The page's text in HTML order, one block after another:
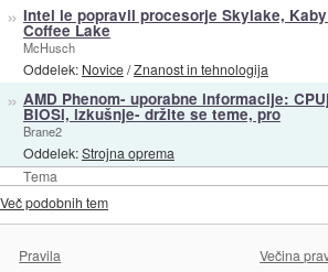
Tema
» Intel le popravil procesorje Skylake,
Coffee Lake
McHusch
Oddelek: Novice/Znanost in tehnologija
» AMD Phenom- uporabne informacije:
BIOSi, izkušnje- držite se teme, pro
Brane2
Oddelek:Strojna oprema
Več podobnih tem
Pravila Večina